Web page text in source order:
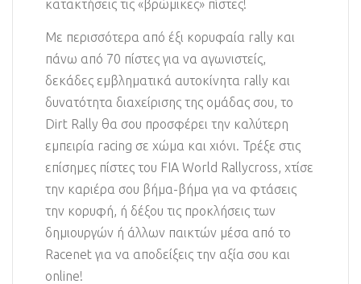
κατακτήσεις τις «βρώμικες» πίστες!
Με περισσότερα από έξι κορυφαία rally και
πάνω από 70 πίστες για να αγωνιστείς,
δεκάδες εμβληματικά αυτοκίνητα rally και
δυνατότητα διαχείρισης της ομάδας σου, το
Dirt Rally θα σου προσφέρει την καλύτερη
εμπειρία racing σε χώμα και χιόνι. Τρέξε στις
επίσημες πίστες του FIA World Rallycross, χτίσε
την καριέρα σου βήμα-βήμα για να φτάσεις
την κορυφή, ή δέξου τις προκλήσεις των
δημιουργών ή άλλων παικτών μέσα από το
Racenet για να αποδείξεις την αξία σου και
online!